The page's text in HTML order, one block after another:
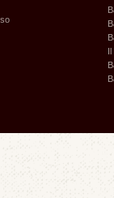
Il